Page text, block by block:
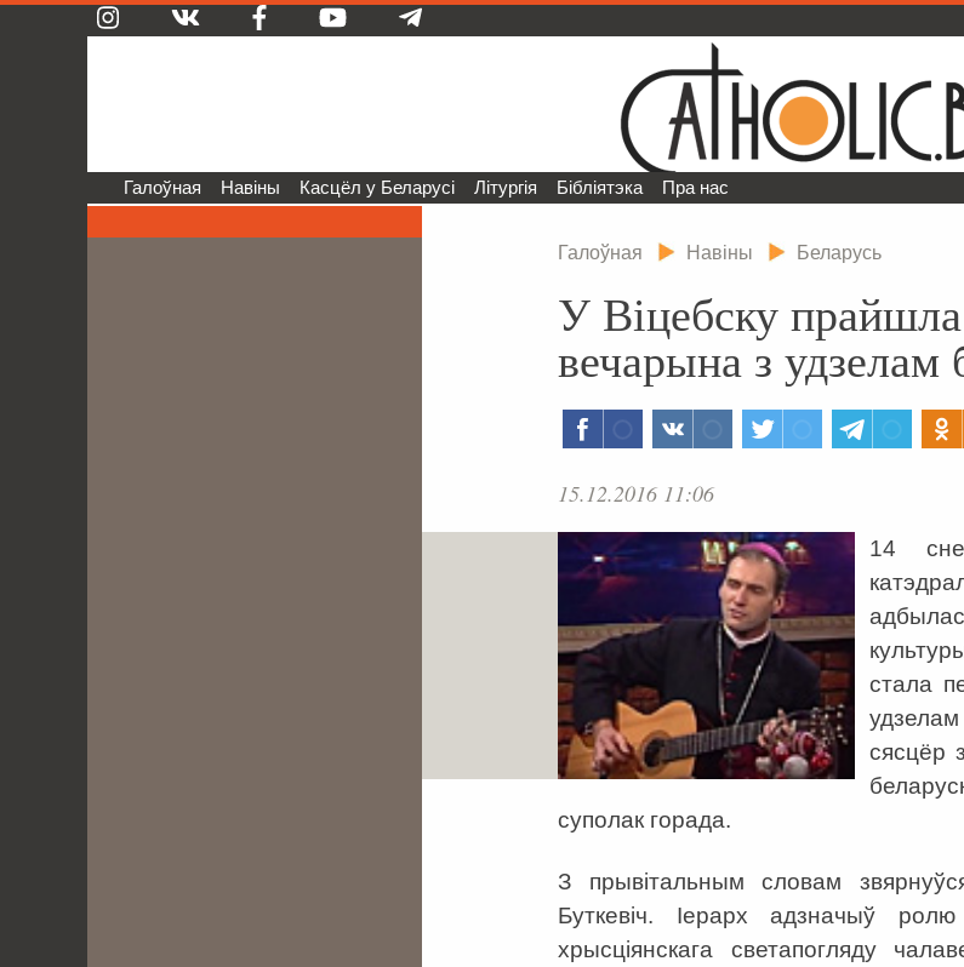
Галоўная Навіны Касцёл у Беларусі Літургія Бібліятэка Пра нас
Галоўная Навіны Беларусь
У Віцебску прайшла
вечарына з удзелам
15.12.2016 11:06
14
стала
сясцёр
суполак горада.
З прывітальным словам
Буткевіч. Іерарх адзначыў
хрысціянскага светапогляду